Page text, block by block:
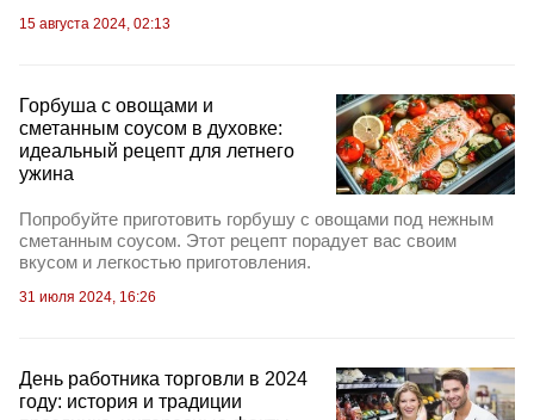
15 августа 2024, 02:13
Горбуша с овощами и
сметанным соусом в духовке:
идеальный рецепт для летнего
ужина
Попробуйте приготовить горбушу с овощами под нежным
сметанным соусом. Этот рецепт порадует вас своим
вкусом и легкостью приготовления.
31 июля 2024, 16:26
День работника торговли в 2024
году: история и традиции